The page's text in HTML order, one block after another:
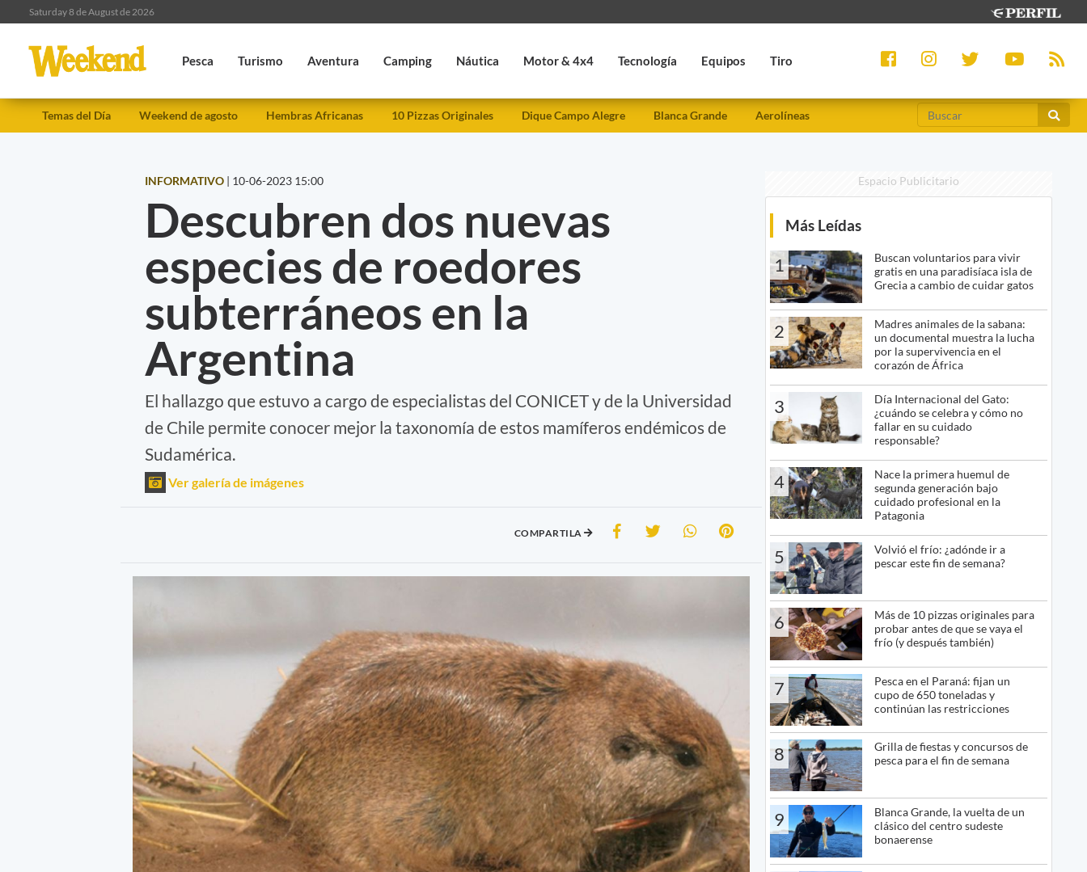
Saturday 8 de August de 2026
Pesca Turismo Aventura Camping Náutica Motor & 4x4 Tecnología Equipos Tiro
Temas del Día Weekend de agosto Hembras Africanas 10 Pizzas Originales Dique Campo Alegre Blanca Grande Aerolíneas
INFORMATIVO | 10-06-2023 15:00
Descubren dos nuevas
especies de roedores
subterráneos en la
Argentina
El hallazgo que estuvo a cargo de especialistas del CONICET y de la Universidad
de Chile permite conocer mejor la taxonomía de estos mamíferos endémicos de
Sudamérica.
Ver galería de imágenes
COMPARTILA
Espacio Publicitario
Más Leídas
1
Buscan voluntarios para vivir
gratis en una paradisíaca isla de
Grecia a cambio de cuidar gatos
2
Madres animales de la sabana:
un documental muestra la lucha
por la supervivencia en el
corazón de África
3
Día Internacional del Gato:
¿cuándo se celebra y cómo no
fallar en su cuidado
responsable?
4
Nace la primera huemul de
segunda generación bajo
cuidado profesional en la
Patagonia
5
Volvió el frío: ¿adónde ir a
pescar este fin de semana?
6
Más de 10 pizzas originales para
probar antes de que se vaya el
frío (y después también)
7
Pesca en el Paraná: fijan un
cupo de 650 toneladas y
continúan las restricciones
8
Grilla de fiestas y concursos de
pesca para el fin de semana
9
Blanca Grande, la vuelta de un
clásico del centro sudeste
bonaerense